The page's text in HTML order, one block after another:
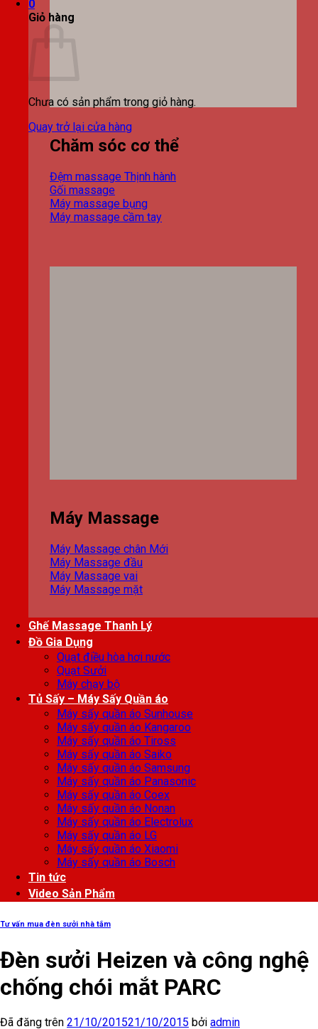
0
Giỏ hàng
Chưa có sản phẩm trong giỏ hàng.
Quay trở lại cửa hàng
Chăm sóc cơ thể
Đệm massage
Gối massage
Máy massage bụng
Máy massage cầm tay
Máy Massage
Máy Massage chân
Máy Massage đầu
Máy Massage vai
Máy Massage mặt
Ghế Massage Thanh Lý
Đồ Gia Dụng
Quạt điều hòa hơi nước
Quạt Sưởi
Máy chạy bộ
Tủ Sấy – Máy Sấy Quần áo
Máy sấy quần áo Sunhouse
Máy sấy quần áo Kangaroo
Máy sấy quần áo Tiross
Máy sấy quần áo Saiko
Máy sấy quần áo Samsung
Máy sấy quần áo Panasonic
Máy sấy quần áo Coex
Máy sấy quần áo Nonan
Máy sấy quần áo Electrolux
Máy sấy quần áo LG
Máy sấy quần áo Xiaomi
Máy sấy quần áo Bosch
Tin tức
Video Sản Phẩm
Tư vấn mua đèn sưởi nhà tắm
Đèn sưởi Heizen và công nghệ
chống chói mắt PARC
Đã đăng trên 21/10/201521/10/2015 bởi admin